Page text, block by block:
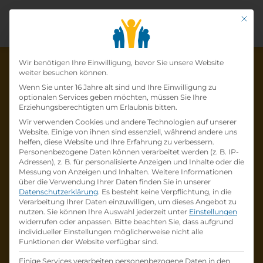
Die Lehrstelle wurde schon
besetzt!
Die LehrstelleLehrling Einzelhandel mit
Schwerpunkt Einrichtungsberatung (m/w/d)
beiist schonbesetzt.
Firmenprofil besuchen
Andere Lehrstelle suchen
Mit
Datenschutz-
Wir benötigen Ihre Einwilligung, bevor Sie unsere Website
weiter besuchen können.
Wenn Sie unter 16 Jahre alt sind und Ihre Einwilligung zu
optionalen Services geben möchten, müssen Sie Ihre
Erziehungsberechtigten um Erlaubnis bitten.
Wir verwenden Cookies und andere Technologien auf unserer
Website. Einige von ihnen sind essenziell, während andere uns
helfen, diese Website und Ihre Erfahrung zu verbessern.
Personenbezogene Daten können verarbeitet werden (z. B. IP-
Adressen), z. B. für personalisierte Anzeigen und Inhalte oder die
Messung von Anzeigen und Inhalten. Weitere Informationen
über die Verwendung Ihrer Daten finden Sie in unserer
Datenschutzerklärung. Es besteht keine Verpflichtung, in die
Verarbeitung Ihrer Daten einzuwilligen, um dieses Angebot zu
nutzen. Sie können Ihre Auswahl jederzeit unter Einstellungen
widerrufen oder anpassen. Bitte beachten Sie, dass aufgrund
individueller Einstellungen möglicherweise nicht alle
Funktionen der Website verfügbar sind.
Einige Services verarbeiten personenbezogene Daten in den